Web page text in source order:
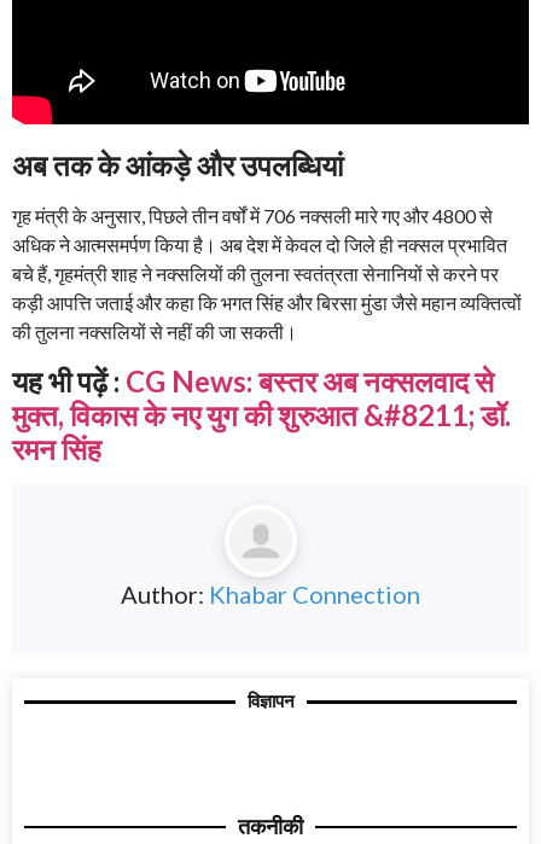
अब तक के आंकड़े और उपलब्धियां
गृह मंत्री के अनुसार, पिछले तीन वर्षों में 706 नक्सली मारे गए और 4800 से
अधिक ने आत्मसमर्पण किया है। अब देश में केवल दो जिले ही नक्सल प्रभावित
बचे हैं, गृहमंत्री शाह ने नक्सलियों की तुलना स्वतंत्रता सेनानियों से करने पर
कड़ी आपत्ति जताई और कहा कि भगत सिंह और बिरसा मुंडा जैसे महान व्यक्तित्वों
की तुलना नक्सलियों से नहीं की जा सकती।
यह भी पढ़ें : CG News: बस्तर अब नक्सलवाद से
मुक्त, विकास के नए युग की शुरुआत &#8211; डॉ.
रमन सिंह
Author: Khabar Connection
विज्ञापन
तकनीकी